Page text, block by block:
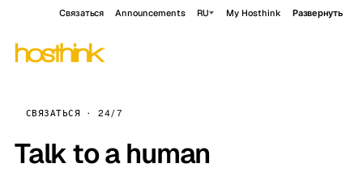
Связаться Announcements RU My Hosthink Развернуть
СВЯЗАТЬСЯ · 24/7
Talk to a human